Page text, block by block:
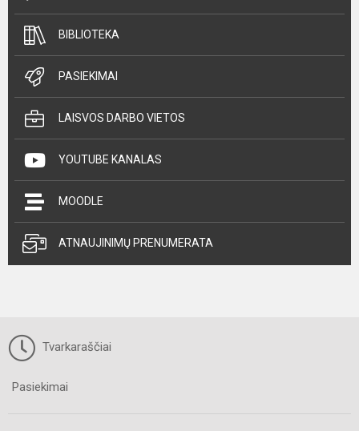
BIBLIOTEKA
PASIEKIMAI
LAISVOS DARBO VIETOS
YOUTUBE KANALAS
MOODLE
ATNAUJINIMŲ PRENUMERATA
Tvarkaraščiai
Pasiekimai